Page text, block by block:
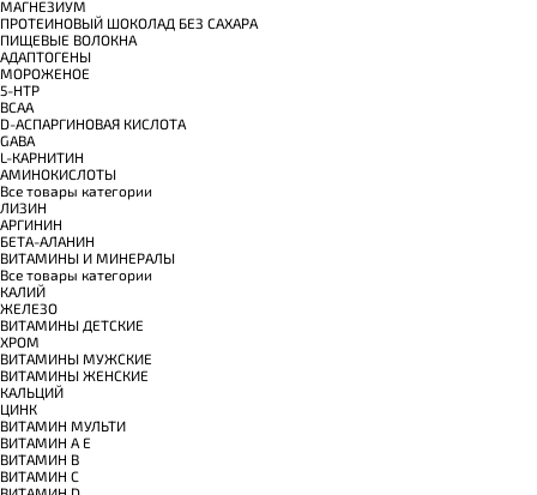
МАГНЕЗИУМ
ПРОТЕИНОВЫЙ ШОКОЛАД БЕЗ САХАРА
ПИЩЕВЫЕ ВОЛОКНА
АДАПТОГЕНЫ
МОРОЖЕНОЕ
5-HTP
BCAA
D-АСПАРГИНОВАЯ КИСЛОТА
GABA
L-КАРНИТИН
АМИНОКИСЛОТЫ
Все товары категории
ЛИЗИН
АРГИНИН
БЕТА-АЛАНИН
ВИТАМИНЫ И МИНЕРАЛЫ
Все товары категории
КАЛИЙ
ЖЕЛЕЗО
ВИТАМИНЫ ДЕТСКИЕ
ХРОМ
ВИТАМИНЫ МУЖСКИЕ
ВИТАМИНЫ ЖЕНСКИЕ
КАЛЬЦИЙ
ЦИНК
ВИТАМИН МУЛЬТИ
ВИТАМИН A E
ВИТАМИН B
ВИТАМИН C